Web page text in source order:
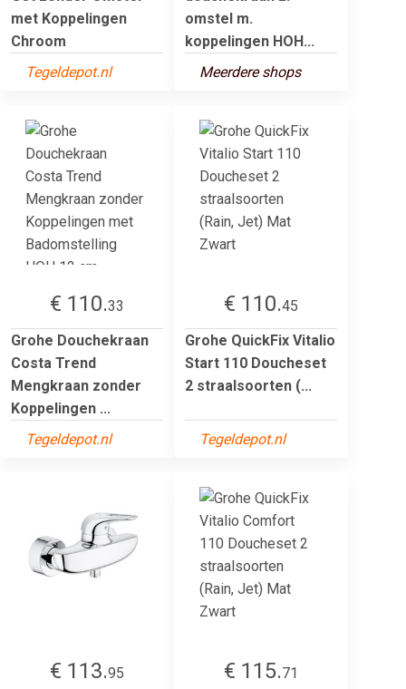
met Koppelingen
Chroom
Tegeldepot.nl
omstel m.
koppelingen HOH...
Meerdere shops
€ 110.33
Grohe Douchekraan
Costa Trend
Mengkraan zonder
Koppelingen ...
Tegeldepot.nl
€ 110.45
Grohe QuickFix Vitalio
Start 110 Doucheset
2 straalsoorten (...
Tegeldepot.nl
€ 113.95
€ 115.71